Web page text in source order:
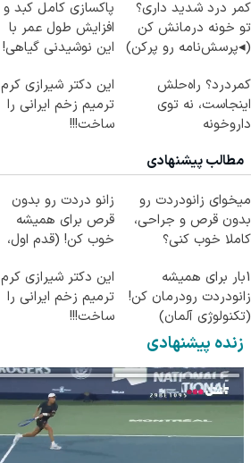
کمر درد شدید داری؟
تو خونه درمانش کن
(◂پرسش‌نامه رو پرکن)
پاکسازی کامل کبد و
افزایش طول عمر با
این نوشیدنی گیاهی!
کمردرد؟ راه‌حلش
اینجاست، نه توی
داروخونه
این دکتر شیرازی کرم
ترمیم زخم ایرانی را
ساخت!!!
مطالب پیشنهادی
میخوای زانودردت رو
بدون قرص و جراحی،
کاملا خوب کنی؟
زانو دردت رو بدون
قرص برای همیشه
خوب کن! (قدم اول،
1بار برای همیشه
زانودردت رودرمان کن!
(تکنولوژی آلمان)
◂پرسشنامه▸
این دکتر شیرازی کرم
ترمیم زخم ایرانی را
ساخت!!!
زنده پیشنهادی